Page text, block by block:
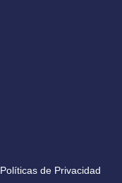
Políticas de Privacidad